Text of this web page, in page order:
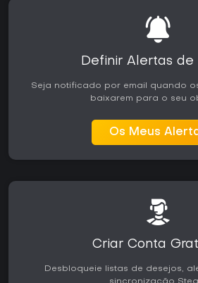
Definir Alertas de
Seja notificado por email quando
baixarem para o seu
Os Meus
Criar Conta
Desbloqueie listas de desejos,